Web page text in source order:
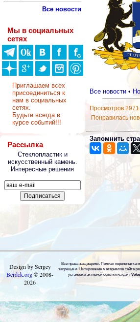
Все новости
Мы в социальных
сетях
Приглашаем всех
присоединиться к
нам в социальных
сетях.
Будьте всегда в
курсе событий!!!
Рассылка
Стеклопластик и
искусственный камень.
Интересные решения
Все новости•
Просмотров
Понравилась
Запомнить
Design by Sergey
Berdck.org©2008-
2026
Все права защищены. Полная перепечатка
запрещена. Цитирование материалов сайта
установке активной ссылки на сайт